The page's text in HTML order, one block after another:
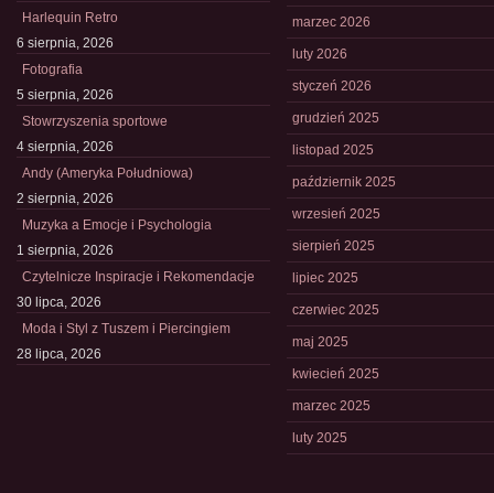
Harlequin Retro
6 sierpnia, 2026
Fotografia
5 sierpnia, 2026
Stowrzyszenia sportowe
4 sierpnia, 2026
Andy (Ameryka Południowa)
2 sierpnia, 2026
Muzyka a Emocje i Psychologia
1 sierpnia, 2026
Czytelnicze Inspiracje i Rekomendacje
30 lipca, 2026
Moda i Styl z Tuszem i Piercingiem
28 lipca, 2026
marzec 2026
luty 2026
styczeń 2026
grudzień 2025
listopad 2025
październik 2025
wrzesień 2025
sierpień 2025
lipiec 2025
czerwiec 2025
maj 2025
kwiecień 2025
marzec 2025
luty 2025